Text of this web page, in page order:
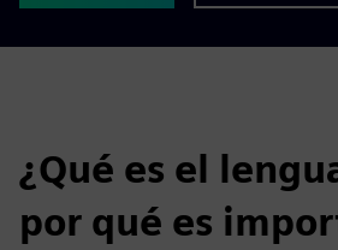
¿Qué es el
por qué es